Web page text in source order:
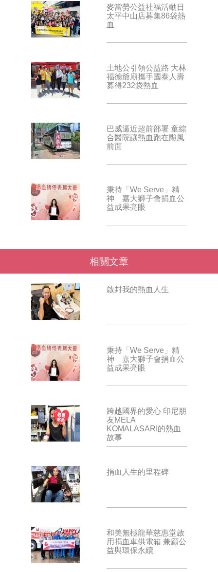
麥當勞公益社福活動日
太平中山店募集86袋熱
血
土地公引領公益路 大林
福德爺廟攜手國泰人壽
募得232袋熱血
巴威逼近超前部署 童綜
合醫院讓熱血跑在颱風
前面
秉持「We Serve」精
神 嘉大獅子會捐血公
益成果亮眼
相關文章
啟封我的熱血人生
秉持「We Serve」精
神 嘉大獅子會捐血公
益成果亮眼
跨越國界的愛心 印尼朋
友MELA
KOMALASARI的熱血
故事
捐血人生的里程碑
和美無極龍華慈惠堂啟
用捐血車供電箱 兼顧公
益與環保永續